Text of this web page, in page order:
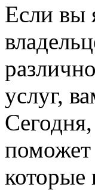
Если вы
услуг,
поможет
которые